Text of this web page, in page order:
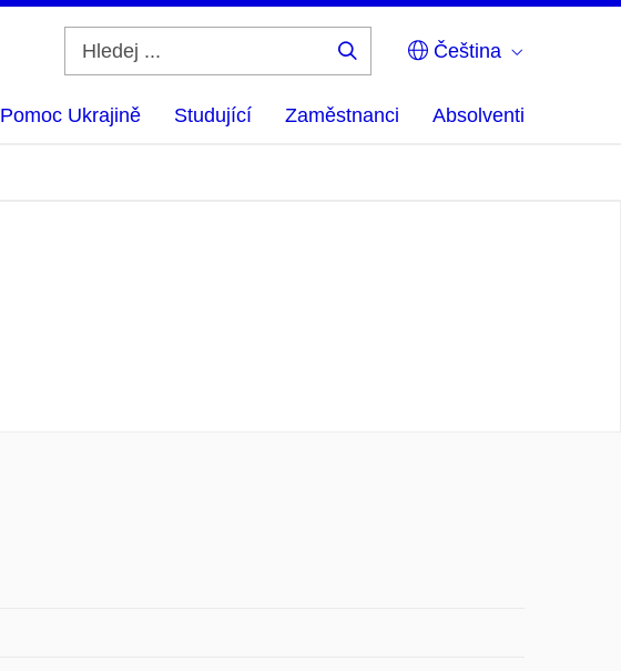
Čeština
Pomoc Ukrajině Studující Zaměstnanci Absolventi